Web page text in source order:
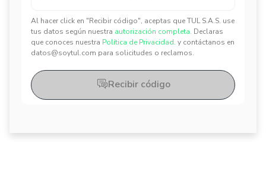
Al hacer click en "Recibir código", aceptas que TUL S.A.S. use
tus datos según nuestra autorización completa. Declaras
que conoces nuestra Política de Privacidad. y contáctanos en
datos@soytul.com para solicitudes o reclamos.
✕
✕
Recibir código